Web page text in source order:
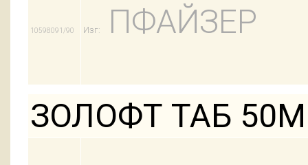
10598091/90 Изг: ПФАЙЗЕР
ЗОЛОФТ ТАБ